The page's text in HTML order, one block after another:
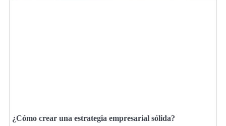
¿Cómo crear una estrategia empresarial sólida?